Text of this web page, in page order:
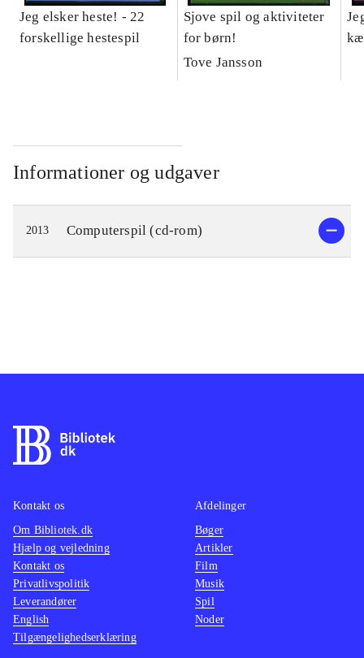
Jeg elsker heste! - 22
forskellige hestespil
Sjove spil og aktiviteter
for børn!
Tove Jansson
Informationer og udgaver
2013 Computerspil (cd-rom)
Kontakt os
Om Bibliotek.dk
Hjælp og vejledning
Kontakt os
Privatlivspolitik
Leverandører
English
Tilgængelighedserklæring
Afdelinger
Bøger
Artikler
Film
Musik
Spil
Noder